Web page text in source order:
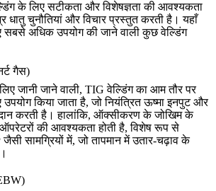
के लिए सटीकता और विशेषज्ञता की आवश्यकता
धातु चुनौतियां और विचार प्रस्तुत करती है। यहाँ
अधिक उपयोग की जाने वाली कुछ वेल्डिंग
गैस)
जानी जाने वाली, TIG वेल्डिंगका आम तौर पर
किया जाता है, जो नियंत्रित ऊष्मा इनपुट और
करती है। हालांकि, ऑक्सीकरण के जोखिम के
की आवश्यकता होती है, विशेष रूप से
जैसी सामग्रियों में, जो तापमान में उतार-चढ़ाव के